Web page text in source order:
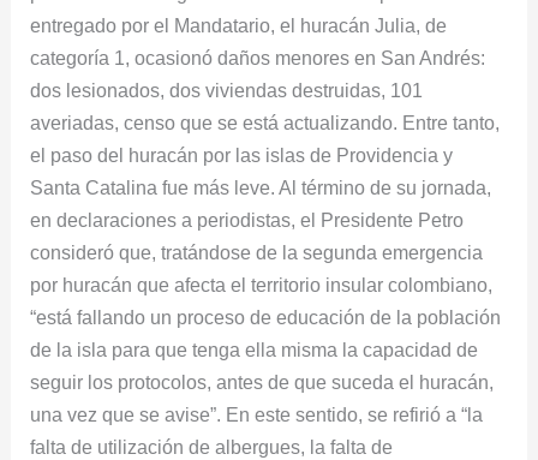
entregado por el Mandatario, el huracán Julia, de
categoría 1, ocasionó daños menores en San Andrés:
dos lesionados, dos viviendas destruidas, 101
averiadas, censo que se está actualizando. Entre tanto,
el paso del huracán por las islas de Providencia y
Santa Catalina fue más leve. Al término de su jornada,
en declaraciones a periodistas, el Presidente Petro
consideró que, tratándose de la segunda emergencia
por huracán que afecta el territorio insular colombiano,
“está fallando un proceso de educación de la población
de la isla para que tenga ella misma la capacidad de
seguir los protocolos, antes de que suceda el huracán,
una vez que se avise”. En este sentido, se refirió a “la
falta de utilización de albergues, la falta de